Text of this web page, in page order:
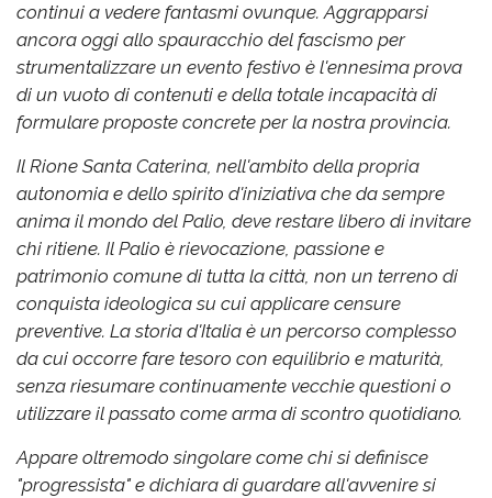
continui a vedere fantasmi ovunque. Aggrapparsi
ancora oggi allo spauracchio del fascismo per
strumentalizzare un evento festivo è l'ennesima prova
di un vuoto di contenuti e della totale incapacità di
formulare proposte concrete per la nostra provincia.
Il Rione Santa Caterina, nell'ambito della propria
autonomia e dello spirito d'iniziativa che da sempre
anima il mondo del Palio, deve restare libero di invitare
chi ritiene. Il Palio è rievocazione, passione e
patrimonio comune di tutta la città, non un terreno di
conquista ideologica su cui applicare censure
preventive. La storia d'Italia è un percorso complesso
da cui occorre fare tesoro con equilibrio e maturità,
senza riesumare continuamente vecchie questioni o
utilizzare il passato come arma di scontro quotidiano.
Appare oltremodo singolare come chi si definisce
"progressista" e dichiara di guardare all'avvenire si